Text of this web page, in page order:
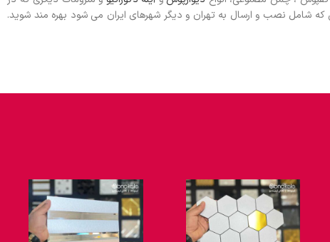
شامل نصب و ارسال به تهران و دیگر شهرهای ایران می شود بهره مند شوید.